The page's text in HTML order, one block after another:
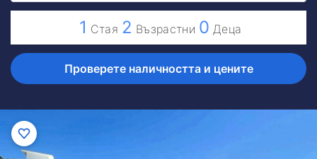
1 Стая 2 Възрастни 0 Деца
Проверете наличността и цените